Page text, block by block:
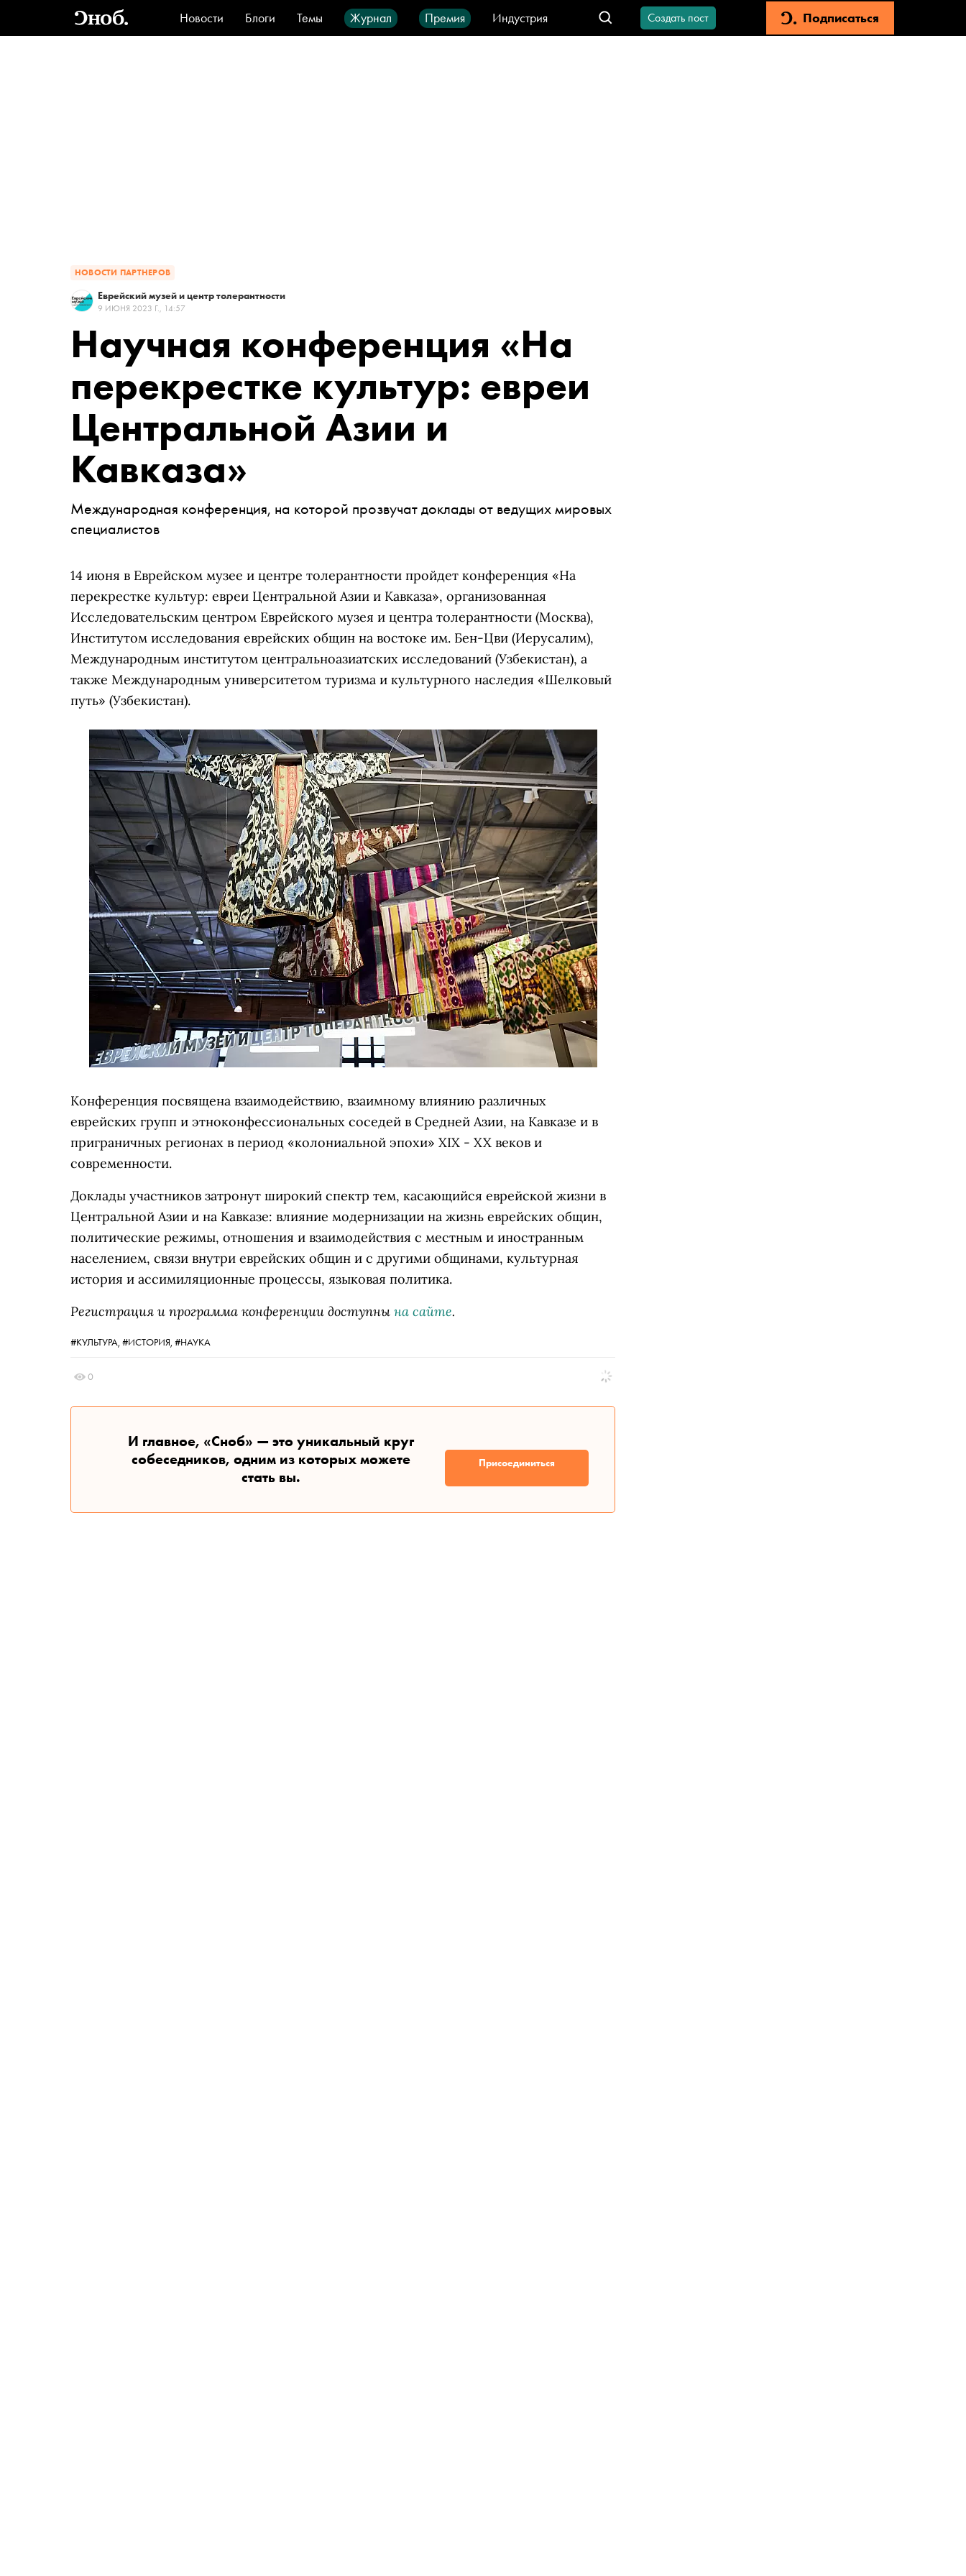
Новости Блоги Темы Журнал Премия
Индустрия
Стиль
Видео Город IT-продукты
Создать пост Подписаться
НОВОСТИ ПАРТНЕРОВ
Еврейский музей и центр толерантности
9 ИЮНЯ 2023 Г., 14:57
Научная конференция «На
перекрестке культур: евреи
Центральной Азии и
Кавказа»
Международная конференция, на которой прозвучат доклады от ведущих мировых
специалистов
14 июня в Еврейском музее и центре толерантности пройдет конференция «На
перекрестке культур: евреи Центральной Азии и Кавказа», организованная
Исследовательским центром Еврейского музея и центра толерантности (Москва),
Институтом исследования еврейских общин на востоке им. Бен-Цви (Иерусалим),
Международным институтом центральноазиатских исследований (Узбекистан), а
также Международным университетом туризма и культурного наследия «Шелковый
путь» (Узбекистан).
Конференция посвящена взаимодействию, взаимному влиянию различных
еврейских групп и этноконфессиональных соседей в Средней Азии, на Кавказе и в
приграничных регионах в период «колониальной эпохи» XIX - XX веков и
современности.
Доклады участников затронут широкий спектр тем, касающийся еврейской жизни в
Центральной Азии и на Кавказе: влияние модернизации на жизнь еврейских общин,
политические режимы, отношения и взаимодействия с местным и иностранным
населением, связи внутри еврейских общин и с другими общинами, культурная
история и ассимиляционные процессы, языковая политика.
Регистрация и программа конференции доступны на сайте.
#КУЛЬТУРА, #ИСТОРИЯ, #НАУКА
0
И главное, «Сноб» — это уникальный круг
собеседников, одним из которых можете
стать вы.
Присоединиться